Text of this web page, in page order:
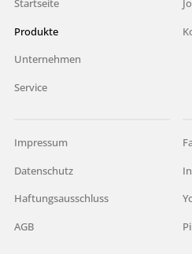
Startseite
Produkte
Unternehmen
Service
Impressum
Datenschutz
Haftungsausschluss
AGB